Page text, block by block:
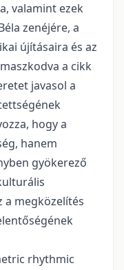
valamint ezek
zenéjére, a
újításaira és az
a cikk
javasol a
hogy a
hanem
gyökerező
a megközelítés
rhythmic